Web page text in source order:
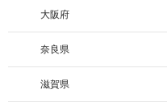
大阪府
奈良県
滋賀県